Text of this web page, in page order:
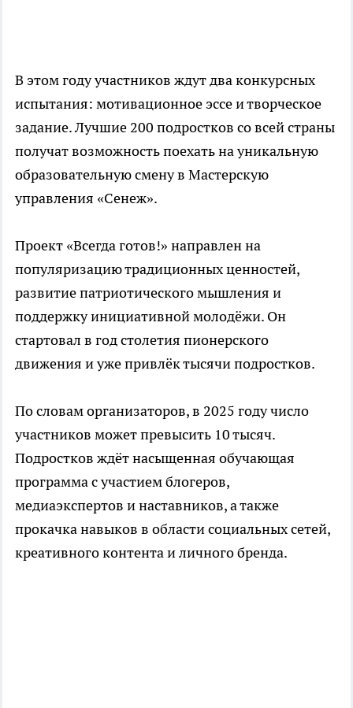
В этом году участников ждут два конкурсных
испытания: мотивационное эссе и творческое
задание. Лучшие 200 подростков со всей страны
получат возможность поехать на уникальную
образовательную смену в Мастерскую
управления «Сенеж».
Проект «Всегда готов!» направлен на
популяризацию традиционных ценностей,
развитие патриотического мышления и
поддержку инициативной молодёжи. Он
стартовал в год столетия пионерского
движения и уже привлёк тысячи подростков.
По словам организаторов, в 2025 году число
участников может превысить 10 тысяч.
Подростков ждёт насыщенная обучающая
программа с участием блогеров,
медиаэкспертов и наставников, а также
прокачка навыков в области социальных сетей,
креативного контента и личного бренда.